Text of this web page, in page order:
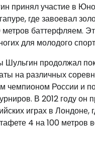
принял участие в
где завоевал
баттерфляем.
для молодого
Шульгин продолжал
на различных
чемпионом России и
В 2012 году он
играх в Лондоне,
4 на 100 метров